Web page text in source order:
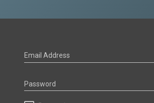
Email Address
Password